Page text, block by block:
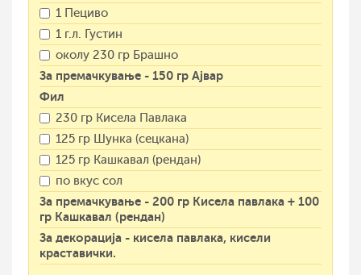
1 Пециво
1 г.л. Густин
околу 230 гр Брашно
За премачкување - 150 гр Ајвар
Фил
230 гр Кисела Павлака
125 гр Шунка (сецкана)
125 гр Кашкавал (рендан)
по вкус сол
За премачкување - 200 гр Кисела павлака + 100
гр Кашкавал (рендан)
За декорација - кисела павлака, кисели
краставички.